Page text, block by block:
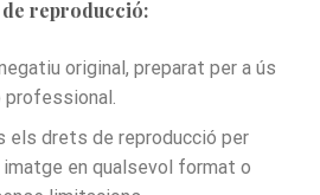
reproducció:
original, preparat per a ús
professional.
els drets de reproducció per
en qualsevol format o